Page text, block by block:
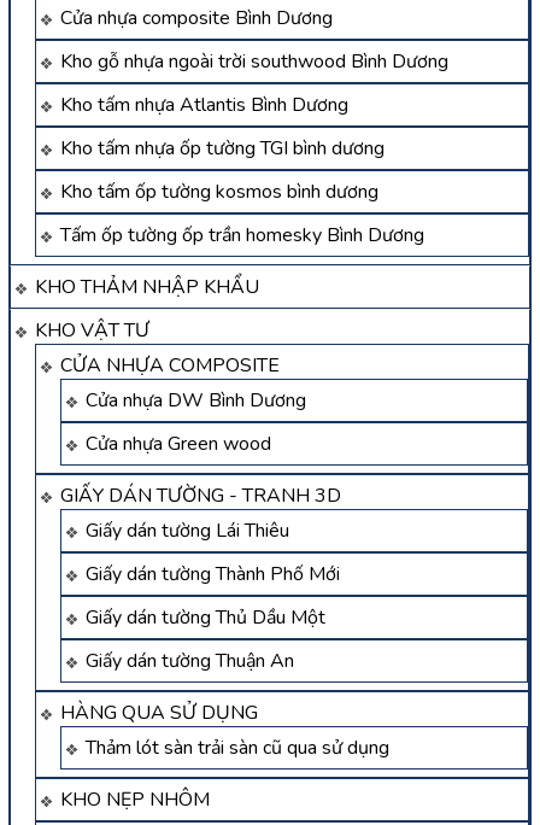
Cửa nhựa composite Bình Dương
Kho gỗ nhựa ngoài trời southwood Bình Dương
Kho tấm nhựa Atlantis Bình Dương
Kho tấm nhựa ốp tường TGI bình dương
Kho tấm ốp tường kosmos bình dương
Tấm ốp tường ốp trần homesky Bình Dương
KHO THẢM NHẬP KHẨU
KHO VẬT TƯ
CỬA NHỰA COMPOSITE
Cửa nhựa DW Bình Dương
Cửa nhựa Green wood
GIẤY DÁN TƯỜNG - TRANH 3D
Giấy dán tường Lái Thiêu
Giấy dán tường Thành Phố Mới
Giấy dán tường Thủ Dầu Một
Giấy dán tường Thuận An
HÀNG QUA SỬ DỤNG
Thảm lót sàn trải sàn cũ qua sử dụng
KHO NẸP NHÔM